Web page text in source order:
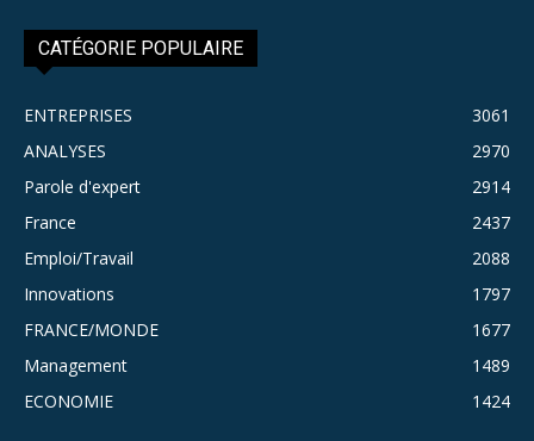
CATÉGORIE POPULAIRE
ENTREPRISES
3061
ANALYSES
2970
Parole d'expert
2914
France
2437
Emploi/Travail
2088
Innovations
1797
FRANCE/MONDE
1677
Management
1489
ECONOMIE
1424